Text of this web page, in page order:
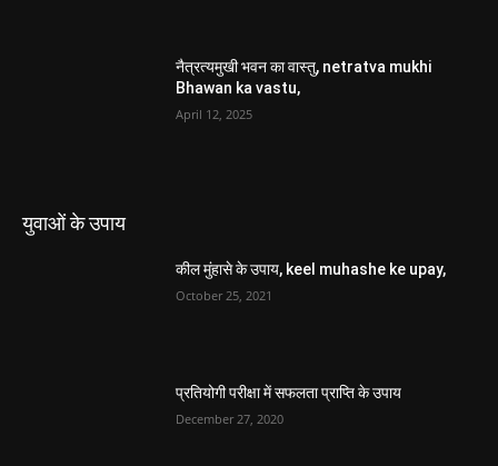
नैत्रत्यमुखी भवन का वास्तु, netratva mukhi
Bhawan ka vastu,
April 12, 2025
युवाओं के उपाय
कील मुंहासे के उपाय, keel muhashe ke upay,
October 25, 2021
प्रतियोगी परीक्षा में सफलता प्राप्ति के उपाय
December 27, 2020